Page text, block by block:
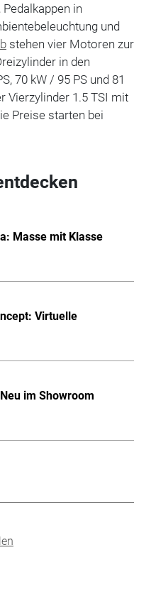
in
und
stehen vier Motoren zur
in den
70 kW / 95 PS und 81
Vierzylinder 1.5 TSI mit
Preise starten bei
Masse mit Klasse
Virtuelle
im Showroom